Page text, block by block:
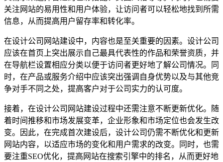
关注网站的易用性和用户体验，让访问者可以轻松地找到所需
信息，从而提高用户留存率和转化率。
在设计公司网站建设中，内容也是至关重要的因素。设计公司
应该在首页上突出展示自己最具代表性的作品和荣誉资质，并
在导航栏设置相应分类以便于访问者更好地了解公司情况。同
时，在产品或服务介绍中应该突出强调自身优势以及与其他竞
争对手不同之处，提高客户对于公司实力的认可度。
接着，在设计公司网站建设过程中还需注意不断更新优化。随
着时间推移和市场发展变革，企业形象和市场定位也会发生改
变。因此，在完成首次建设后，设计公司仍需不断优化和更新
网站内容，以适应市场的变化和用户需求的改变。同时，也需
要注重SEO优化，提高网站在搜索引擎中的排名，从而更好地